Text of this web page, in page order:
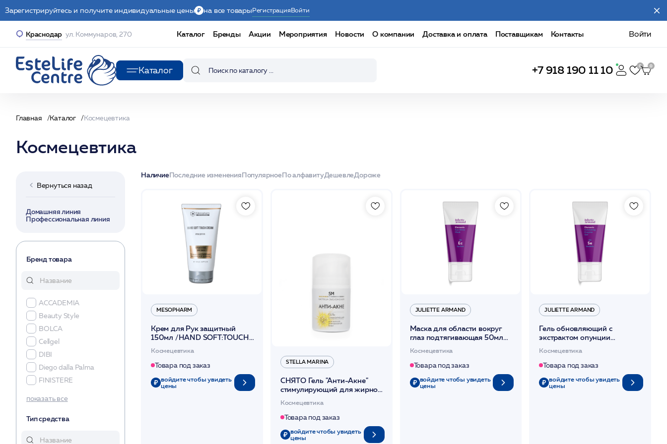
Зарегистрируйтесь и получите индивидуальные цены на все товарыРегистрацияВойти
Краснодар ул. Коммунаров, 270 Каталог Бренды Акции Мероприятия Новости О компании Доставка и оплата Поставщикам Контакты Войти
Каталог +7 918 190 11 10
Главная Каталог Космецевтика
Космецевтика
Вернуться назад
Домашняя линия
Профессиональная линия
Бренд товара
ACCADEMIA
Beauty Stylе
BOLСA
Cellgel
DIBI
Diego dalla Palma
FINISTERE
HISTOLAB
показать все
Тип средства
НаличиеПоследние измененияПопулярноеПо алфавитуДешевлеДороже
MESOPHARM
Крем для Рук защитный
150мл /HAND SOFT:TOUCH
CREAM /MESOPHARM
Космецевтика
Товара под заказ
войдите чтобы увидеть
цены
STELLA MARINA
СНЯТО Гель "Анти-Акне"
стимулирующий для жирной
и проблемной кожи 50мл
/Stella Marina*
Космецевтика
Товара под заказ
войдите чтобы увидеть
цены
JULIETTE ARMAND
Маска для области вокруг
глаз подтягивающая 50мл
/JA
Космецевтика
Товара под заказ
войдите чтобы увидеть
цены
JULIETTE ARMAND
Гель обновляющий с
экстрактом опунции
омолаживающий,
стимулирующий,
тонизирующий 50мл /JA
Космецевтика
Товара под заказ
войдите чтобы увидеть
цены